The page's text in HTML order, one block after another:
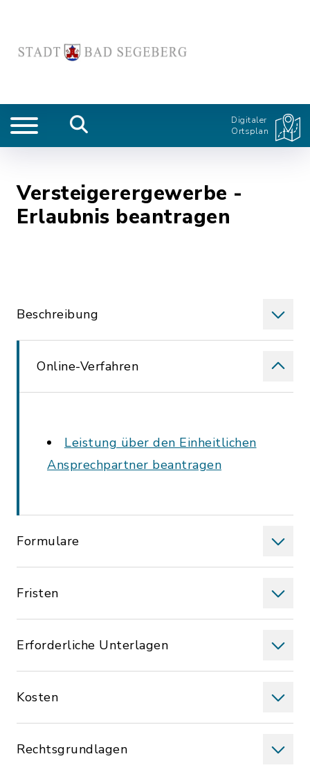
Digitaler
Ortsplan
Versteigerergewerbe -
Erlaubnis beantragen
Beschreibung
Online-Verfahren
Leistung über den Einheitlichen
Ansprechpartner beantragen
Formulare
Fristen
Erforderliche Unterlagen
Kosten
Rechtsgrundlagen